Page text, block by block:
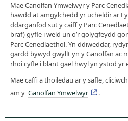
Mae Canolfan Ymwelwyr y Parc
hawdd at amgylchedd yr ucheldir ar
ddarganfod sut y caiff y Parc
braf) gyfle i weld un o’r golygfeydd
Parc Cenedlaethol. Yn ddiweddar,
gardd bywyd gwyllt yn y Ganolfan ac
rhoi cyfle i blant gael hwyl yn ystod yr
Mae caffi a thoiledau ar y safle,
am y Ganolfan Ymwelwyr .